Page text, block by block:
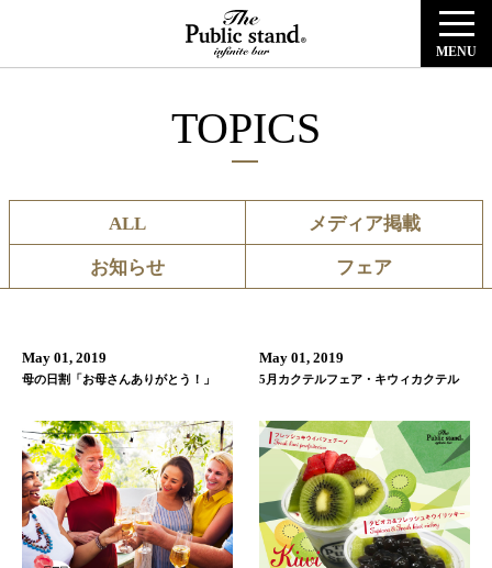
MENU
TOPICS
ALL メディア掲載
お知らせ フェア
May 01, 2019
母の日割「お母さんありがとう！」
May 01, 2019
5月カクテルフェア・キウィカクテル